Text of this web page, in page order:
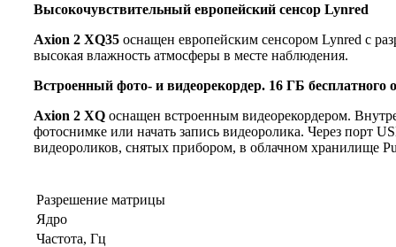
Высокочувствительный европейский сенсор Lynred
Axion 2 XQ35 оснащен европейским сенсором Lynred с
высокая влажность атмосферы в месте наблюдения.
Встроенный фото- и видеорекордер. 16 ГБ бесплатного
Axion 2 XQ оснащен встроенным видеорекордером.
фотоснимке или начать запись видеоролика. Через порт
видеороликов, снятых прибором, в облачном хранилище
Разрешение матрицы
Ядро
Частота, Гц